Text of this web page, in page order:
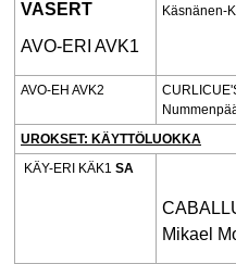
VASERT
AVO-ERI AVK1
Käsnänen-
AVO-EH AVK2
UROKSET: KÄYTTÖLUOKKA
KÄY-ERI KÄK1 SA
Mikael